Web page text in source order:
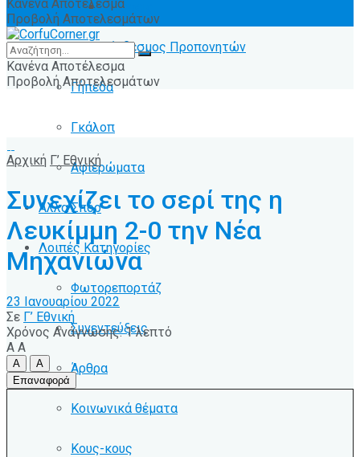
Ειδήσεις
Σύνδεσμος Προπονητών
Γήπεδα
Γκάλοπ
Αφιερώματα
Άλλα Σπόρ
Λοιπές Κατηγορίες
Φωτορεπορτάζ
Συνεντεύξεις
Άρθρα
Κοινωνικά θέματα
Κους-κους
Κανένα Αποτέλεσμα
Προβολή Αποτελεσμάτων
Κανένα Αποτέλεσμα
Προβολή Αποτελεσμάτων
Αρχική Γ’ Εθνική
Συνεχίζει το σερί της η
Λευκίμμη 2-0 την Νέα
Μηχανιώνα
23 Ιανουαρίου 2022
Σε Γ’ Εθνική
Χρόνος Ανάγνωσης: 1 λεπτό
A A
A
A
Επαναφορά